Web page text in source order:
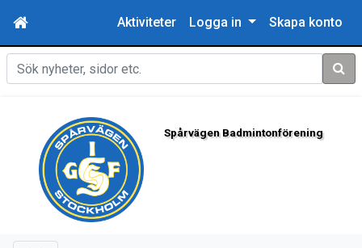
Aktiviteter Logga in Skapa konto
Sök
Spårvägen Badmintonförening